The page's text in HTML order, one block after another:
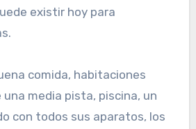
existir hoy para
co­mida, habitaciones
media pista, piscina, un
con todos sus aparatos, los